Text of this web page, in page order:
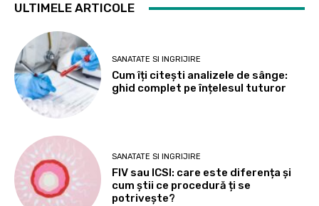
ULTIMELE ARTICOLE
SANATATE SI INGRIJIRE
Cum îți citești analizele de sânge:
ghid complet pe înțelesul tuturor
SANATATE SI INGRIJIRE
FIV sau ICSI: care este diferența și
cum știi ce procedură ți se
potrivește?